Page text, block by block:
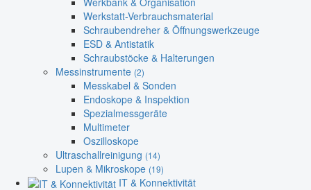
Werkstatt-Verbrauchsmaterial
Schraubendreher & Öffnungswerkzeuge
ESD & Antistatik
Schraubstöcke & Halterungen
Messinstrumente (2)
Messkabel & Sonden
Endoskope & Inspektion
Spezialmessgeräte
Multimeter
Oszilloskope
Ultraschallreinigung (14)
Lupen & Mikroskope (19)
IT & Konnektivität